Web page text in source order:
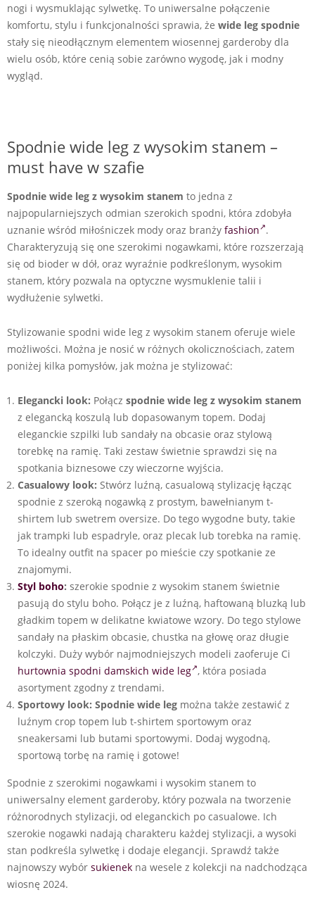
nogi i wysmuklając sylwetkę. To uniwersalne połączenie
komfortu, stylu i funkcjonalności sprawia, że wide leg spodnie
stały się nieodłącznym elementem wiosennej garderoby dla
wielu osób, które cenią sobie zarówno wygodę, jak i modny
wygląd.
Spodnie wide leg z wysokim stanem –
must have w szafie
Spodnie wide leg z wysokim stanem to jedna z
najpopularniejszych odmian szerokich spodni, która zdobyła
uznanie wśród miłośniczek mody oraz branży fashion .
Charakteryzują się one szerokimi nogawkami, które rozszerzają
się od bioder w dół, oraz wyraźnie podkreślonym, wysokim
stanem, który pozwala na optyczne wysmuklenie talii i
wydłużenie sylwetki.
Stylizowanie spodni wide leg z wysokim stanem oferuje wiele
możliwości. Można je nosić w różnych okolicznościach, zatem
poniżej kilka pomysłów, jak można je stylizować:
Elegancki look: Połącz spodnie wide leg z wysokim stanem
z elegancką koszulą lub dopasowanym topem. Dodaj
eleganckie szpilki lub sandały na obcasie oraz stylową
torebkę na ramię. Taki zestaw świetnie sprawdzi się na
spotkania biznesowe czy wieczorne wyjścia.
Casualowy look: Stwórz luźną, casualową stylizację łącząc
spodnie z szeroką nogawką z prostym, bawełnianym t-
shirtem lub swetrem oversize. Do tego wygodne buty, takie
jak trampki lub espadryle, oraz plecak lub torebka na ramię.
To idealny outfit na spacer po mieście czy spotkanie ze
znajomymi.
Styl boho: szerokie spodnie z wysokim stanem świetnie
pasują do stylu boho. Połącz je z luźną, haftowaną bluzką lub
gładkim topem w delikatne kwiatowe wzory. Do tego stylowe
sandały na płaskim obcasie, chustka na głowę oraz długie
kolczyki. Duży wybór najmodniejszych modeli zaoferuje Ci
hurtownia spodni damskich wide leg , która posiada
asortyment zgodny z trendami.
Sportowy look: Spodnie wide leg można także zestawić z
luźnym crop topem lub t-shirtem sportowym oraz
sneakersami lub butami sportowymi. Dodaj wygodną,
sportową torbę na ramię i gotowe!
Spodnie z szerokimi nogawkami i wysokim stanem to
uniwersalny element garderoby, który pozwala na tworzenie
różnorodnych stylizacji, od eleganckich po casualowe. Ich
szerokie nogawki nadają charakteru każdej stylizacji, a wysoki
stan podkreśla sylwetkę i dodaje elegancji. Sprawdź także
najnowszy wybór sukienek na wesele z kolekcji na nadchodząca
wiosnę 2024.